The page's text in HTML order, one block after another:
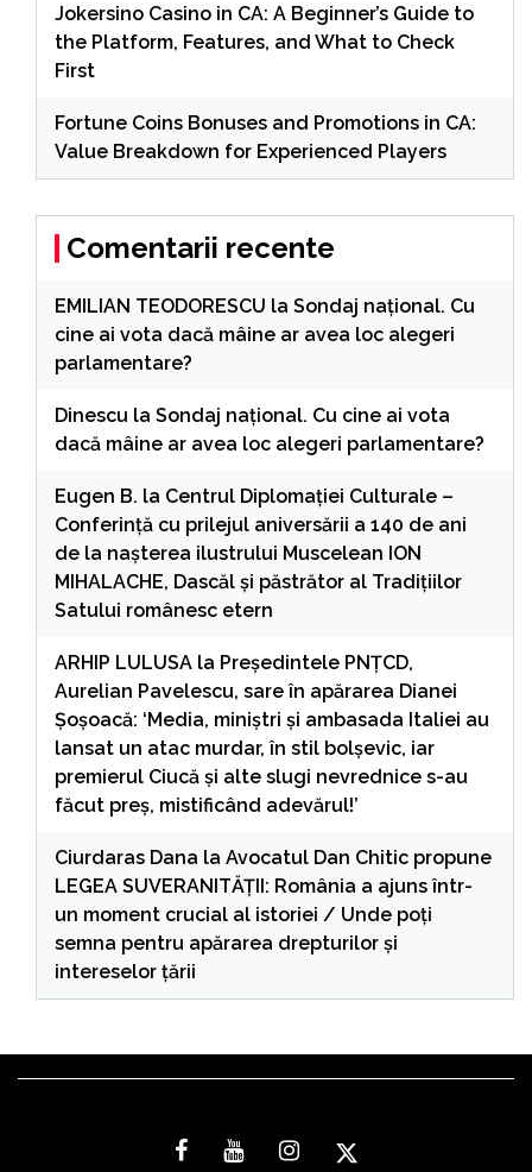
Jokersino Casino in CA: A Beginner’s Guide to
the Platform, Features, and What to Check
First
Fortune Coins Bonuses and Promotions in CA:
Value Breakdown for Experienced Players
Comentarii recente
EMILIAN TEODORESCU la Sondaj național. Cu
cine ai vota dacă mâine ar avea loc alegeri
parlamentare?
Dinescu la Sondaj național. Cu cine ai vota
dacă mâine ar avea loc alegeri parlamentare?
Eugen B. la Centrul Diplomației Culturale –
Conferință cu prilejul aniversării a 140 de ani
de la nașterea ilustrului Muscelean ION
MIHALACHE, Dascăl și păstrător al Tradițiilor
Satului românesc etern
ARHIP LULUSA la Președintele PNȚCD,
Aurelian Pavelescu, sare în apărarea Dianei
Șoșoacă: ‘Media, miniștri și ambasada Italiei au
lansat un atac murdar, în stil bolșevic, iar
premierul Ciucă și alte slugi nevrednice s-au
făcut preș, mistificând adevărul!’
Ciurdaras Dana la Avocatul Dan Chitic propune
LEGEA SUVERANITĂȚII: România a ajuns într-
un moment crucial al istoriei / Unde poți
semna pentru apărarea drepturilor și
intereselor țării